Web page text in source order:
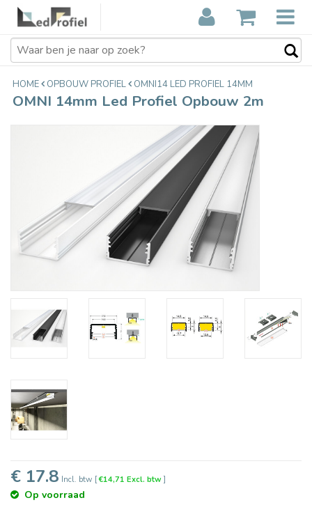
OMNI 14mm Led Profiel Opbouw 2m
€17,80
HOME OPBOUW PROFIEL OMNI14 LED PROFIEL 14MM
OMNI 14mm Led Profiel Opbouw 2m
€ 17.8 Incl. btw [€14,71 Excl. btw]
Op voorraad